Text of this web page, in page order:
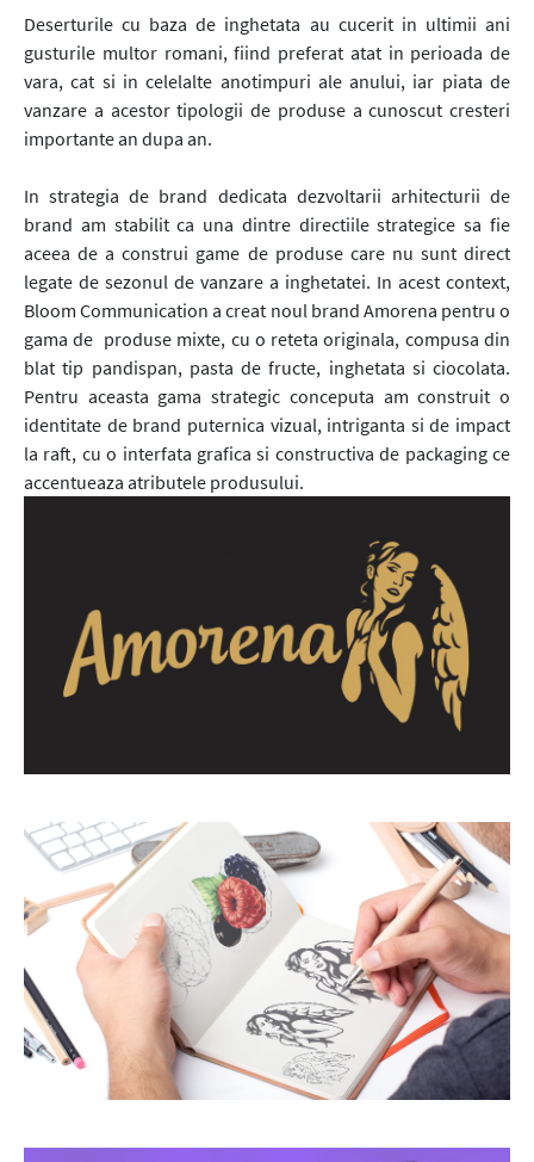
Deserturile cu baza de inghetata au cucerit in ultimii ani
gusturile multor romani, fiind preferat atat in perioada de
vara, cat si in celelalte anotimpuri ale anului, iar piata de
vanzare a acestor tipologii de produse a cunoscut cresteri
importante an dupa an.
In strategia de brand dedicata dezvoltarii arhitecturii de
brand am stabilit ca una dintre directiile strategice sa fie
aceea de a construi game de produse care nu sunt direct
legate de sezonul de vanzare a inghetatei. In acest context,
Bloom Communication a creat noul brand Amorena pentru o
gama de produse mixte, cu o reteta originala, compusa din
blat tip pandispan, pasta de fructe, inghetata si ciocolata.
Pentru aceasta gama strategic conceputa am construit o
identitate de brand puternica vizual, intriganta si de impact
la raft, cu o interfata grafica si constructiva de packaging ce
accentueaza atributele produsului.